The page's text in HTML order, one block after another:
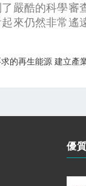
嚴酷的科學審
來仍然非常遙
的再生能源 建立產
優